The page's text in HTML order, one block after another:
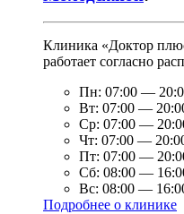
Клиника «Доктор
работает согласно
Пн: 07:00 —
Вт: 07:00 —
Ср: 07:00 —
Чт: 07:00 —
Пт: 07:00 —
Сб: 08:00 —
Вс: 08:00 —
Подробнее о клинике